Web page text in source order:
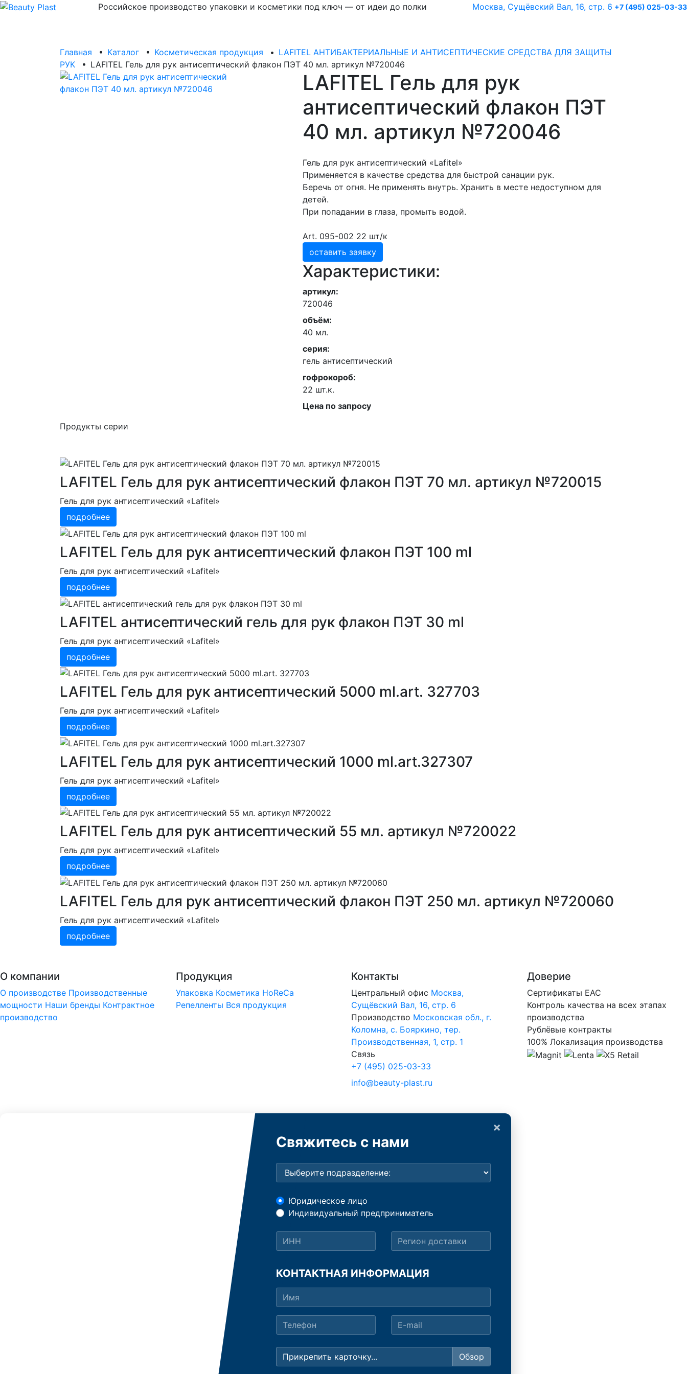
Российское производство упаковки и косметики под ключ — от идеи до полки Москва, Сущёвский Вал, 16, стр. 6 +7 (495) 025-03-33
Главная • Каталог • Косметическая продукция • LAFITEL АНТИБАКТЕРИАЛЬНЫЕ И АНТИСЕПТИЧЕСКИЕ СРЕДСТВА ДЛЯ ЗАЩИТЫ
РУК • LAFITEL Гель для рук антисептический флакон ПЭТ 40 мл. артикул №720046
LAFITEL Гель для рук
антисептический флакон ПЭТ
40 мл. артикул №720046
Гель для рук антисептический «Lafitel»
Применяется в качестве средства для быстрой санации рук.
Беречь от огня. Не применять внутрь. Хранить в месте недоступном для
детей.
При попадании в глаза, промыть водой.
Art. 095-002 22 шт/к
оставить заявку
Характеристики:
артикул:
720046
объём:
40 мл.
серия:
гель антисептический
гофрокороб:
22 шт.к.
Цена по запросу
Продукты серии
LAFITEL Гель для рук антисептический флакон ПЭТ 70 мл. артикул №720015
Гель для рук антисептический «Lafitel»
подробнее
LAFITEL Гель для рук антисептический флакон ПЭТ 100 ml
Гель для рук антисептический «Lafitel»
подробнее
LAFITEL антисептический гель для рук флакон ПЭТ 30 ml
Гель для рук антисептический «Lafitel»
подробнее
LAFITEL Гель для рук антисептический 5000 ml.art. 327703
Гель для рук антисептический «Lafitel»
подробнее
LAFITEL Гель для рук антисептический 1000 ml.art.327307
Гель для рук антисептический «Lafitel»
подробнее
LAFITEL Гель для рук антисептический 55 мл. артикул №720022
Гель для рук антисептический «Lafitel»
подробнее
LAFITEL Гель для рук антисептический флакон ПЭТ 250 мл. артикул №720060
Гель для рук антисептический «Lafitel»
подробнее
О компании
О производстве Производственные
мощности Наши бренды Контрактное
производство
Продукция
Упаковка Косметика HoReCa
Репелленты Вся продукция
Контакты
Центральный офис Москва,
Сущёвский Вал, 16, стр. 6
Производство Московская обл., г.
Коломна, с. Бояркино, тер.
Производственная, 1, стр. 1
Связь
+7 (495) 025-03-33
info@beauty-plast.ru
Доверие
Сертификаты ЕАС
Контроль качества на всех этапах
производства
Рублёвые контракты
100% Локализация производства
×
Свяжитесь с нами
Юридическое лицо
Индивидуальный предприниматель
КОНТАКТНАЯ ИНФОРМАЦИЯ
Прикрепить карточку...